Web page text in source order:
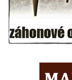
Pamětní
Walthera von
Pomník